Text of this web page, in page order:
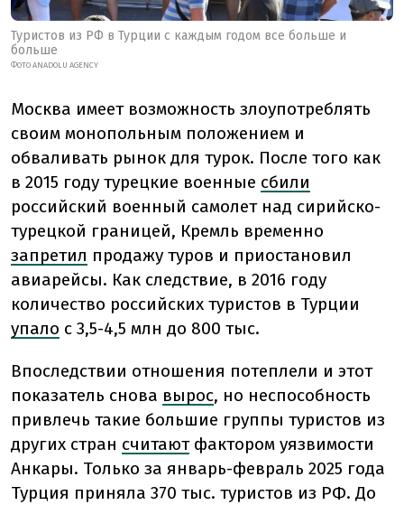
Туристов из РФ в Турции с каждым годом все больше и
больше
ФОТО ANADOLU AGENCY
Москва имеет возможность злоупотреблять
своим монопольным положением и
обваливать рынок для турок. После того как
в 2015 году турецкие военные сбили
российский военный самолет над сирийско-
турецкой границей, Кремль временно
запретил продажу туров и приостановил
авиарейсы. Как следствие, в 2016 году
количество российских туристов в Турции
упало с 3,5-4,5 млн до 800 тыс.
Впоследствии отношения потеплели и этот
показатель снова вырос, но неспособность
привлечь такие большие группы туристов из
других стран считают фактором уязвимости
Анкары. Только за январь-февраль 2025 года
Турция приняла 370 тыс. туристов из РФ. До